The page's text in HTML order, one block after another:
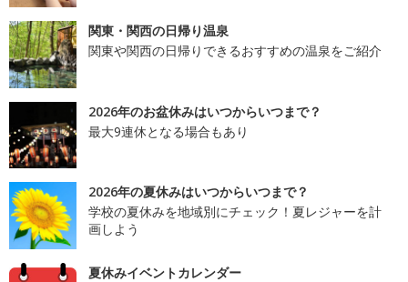
関東・関西の日帰り温泉
関東や関西の日帰りできるおすすめの温泉をご紹介
2026年のお盆休みはいつからいつまで？
最大9連休となる場合もあり
2026年の夏休みはいつからいつまで？
学校の夏休みを地域別にチェック！夏レジャーを計
画しよう
夏休みイベントカレンダー